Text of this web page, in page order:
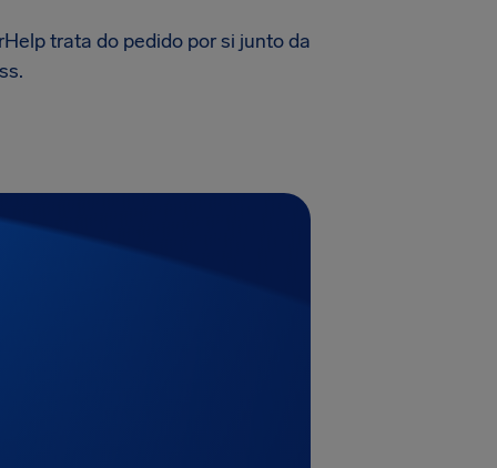
trata do pedido por si junto da